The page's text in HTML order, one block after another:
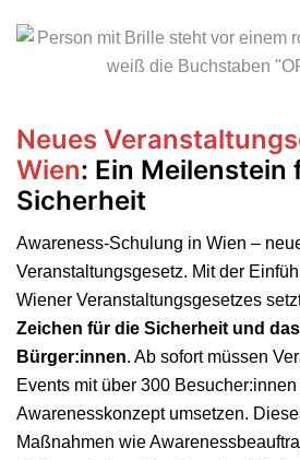
Neues
Wien: Ein Meilenstein
Sicherheit
Awareness-Schulung in Wien –
Veranstaltungsgesetz. Mit der
Wiener Veranstaltungsgesetzes
Zeichen für die Sicherheit und
Bürger:innen. Ab sofort müssen
Events mit über 300 Besucher:innen
Awarenesskonzept umsetzen.
Maßnahmen wie